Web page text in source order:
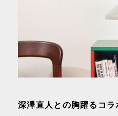
深澤直人との胸躍るコ